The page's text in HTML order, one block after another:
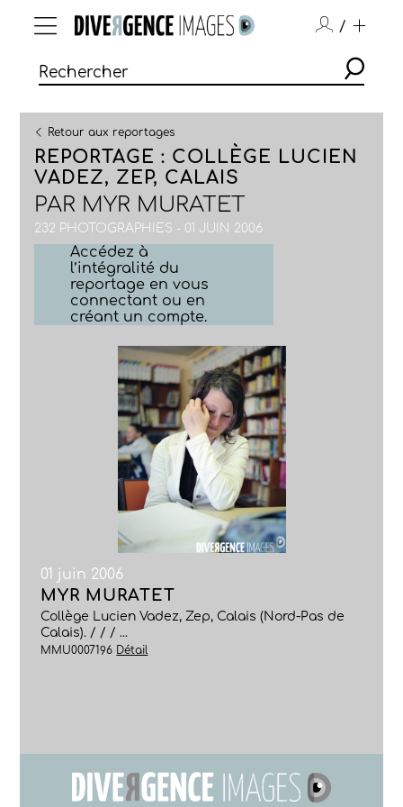
/
Retour aux reportages
REPORTAGE : COLLÈGE LUCIEN
VADEZ, ZEP, CALAIS
PAR MYR MURATET
232 PHOTOGRAPHIES - 01 JUIN 2006
Accédez à
l’intégralité du
reportage en vous
connectant ou en
créant un compte.
01 juin 2006
MYR MURATET
Collège Lucien Vadez, Zep, Calais (Nord-Pas de
Calais). / / / ...
MMU0007196 Détail